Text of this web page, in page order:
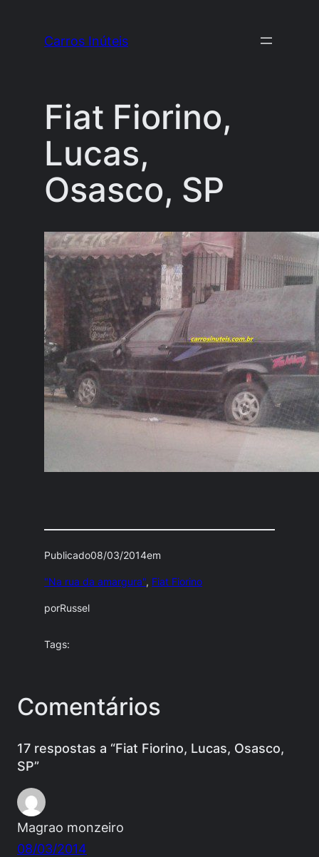
Carros Inúteis
Fiat Fiorino,
Lucas,
Osasco, SP
Publicado08/03/2014em
"Na rua da amargura", Fiat Fiorino
porRussel
Tags:
Comentários
17 respostas a “Fiat Fiorino, Lucas, Osasco,
SP”
Magrao monzeiro
08/03/2014